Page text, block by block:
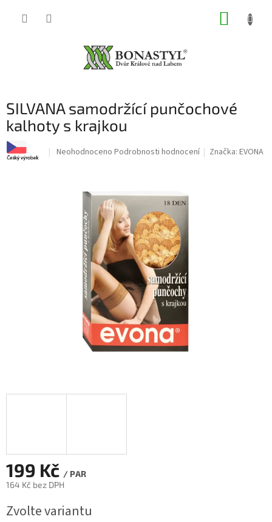
SILVANA samodržící punčochové
kalhoty s krajkou
Průměrné
hvězdiček.
Neohodnoceno Podrobnosti hodnocení Značka:EVONA
199 Kč / PAR
164 Kč bez DPH
cena:
Zvolte variantu